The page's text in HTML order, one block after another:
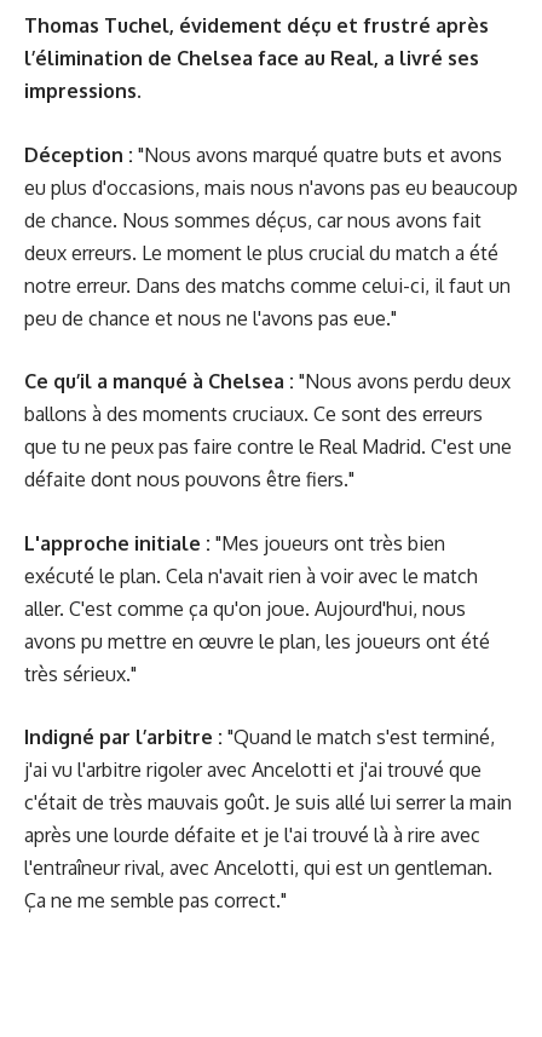
Thomas Tuchel, évidement déçu et frustré après
l’élimination de Chelsea face au Real, a livré ses
impressions.
Déception : "Nous avons marqué quatre buts et avons
eu plus d'occasions, mais nous n'avons pas eu beaucoup
de chance. Nous sommes déçus, car nous avons fait
deux erreurs. Le moment le plus crucial du match a été
notre erreur. Dans des matchs comme celui-ci, il faut un
peu de chance et nous ne l'avons pas eue."
Ce qu’il a manqué à Chelsea : "Nous avons perdu deux
ballons à des moments cruciaux. Ce sont des erreurs
que tu ne peux pas faire contre le Real Madrid. C'est une
défaite dont nous pouvons être fiers."
L'approche initiale : "Mes joueurs ont très bien
exécuté le plan. Cela n'avait rien à voir avec le match
aller. C'est comme ça qu'on joue. Aujourd'hui, nous
avons pu mettre en œuvre le plan, les joueurs ont été
très sérieux."
Indigné par l’arbitre : "Quand le match s'est terminé,
j'ai vu l'arbitre rigoler avec Ancelotti et j'ai trouvé que
c'était de très mauvais goût. Je suis allé lui serrer la main
après une lourde défaite et je l'ai trouvé là à rire avec
l'entraîneur rival, avec Ancelotti, qui est un gentleman.
Ça ne me semble pas correct."